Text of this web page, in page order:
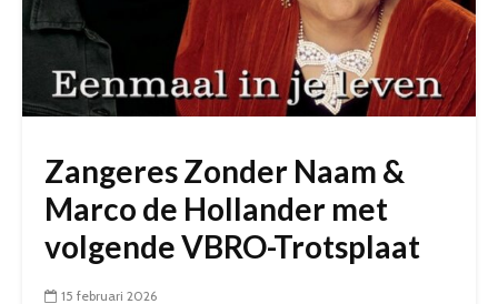
Zangeres Zonder Naam &
Marco de Hollander met
volgende VBRO-Trotsplaat
15 februari 2026